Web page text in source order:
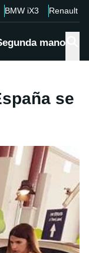
BMW iX3 Renault
mano
se